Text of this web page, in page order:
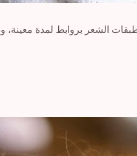
الشعر بروابط لمدة